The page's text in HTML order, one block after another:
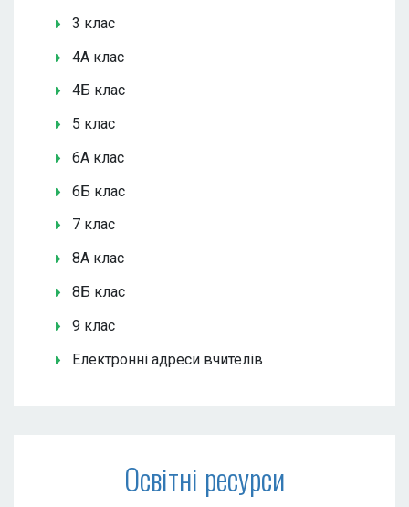
3 клас
4А клас
4Б клас
5 клас
6А клас
6Б клас
7 клас
8А клас
8Б клас
9 клас
Електронні адреси вчителів
Освітні ресурси